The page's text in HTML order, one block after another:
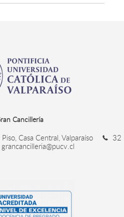
Cancillería
Casa Central, Valparaíso
32
grancancilleria@pucv.cl